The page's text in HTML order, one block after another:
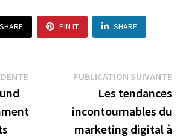
SHARE PIN IT SHARE
PublicationPUBLICATION SUIVANTE
Les tendances
incontournables du
marketing digital à